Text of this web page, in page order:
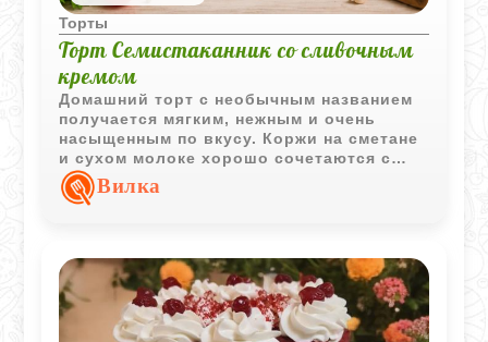
Торты
Торт Семистаканник со сливочным
кремом
Домашний торт с необычным названием
получается мягким, нежным и очень
насыщенным по вкусу. Коржи на сметане
и сухом молоке хорошо сочетаются с
лёгким сливочным кремом, а шоколадная
крошка делает десерт ещё уютнее.
Вилка